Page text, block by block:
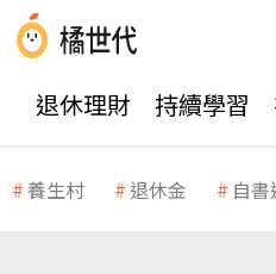
退休理財 持續學習
養生村 退休金 自